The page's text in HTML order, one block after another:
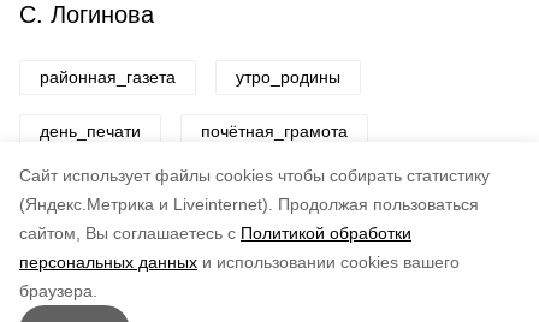
Cайт использует файлы cookies чтобы собирать статистику
(Яндекс.Метрика и Liveinternet).
Продолжая пользоваться
сайтом, Вы соглашаетесь с Политикой обработки
персональных данных и использовании cookies вашего
браузера.
С. Логинова
районная_газета утро_родины
день_печати почётная_грамота
Авторы: ADMIN admin
по оценке
5